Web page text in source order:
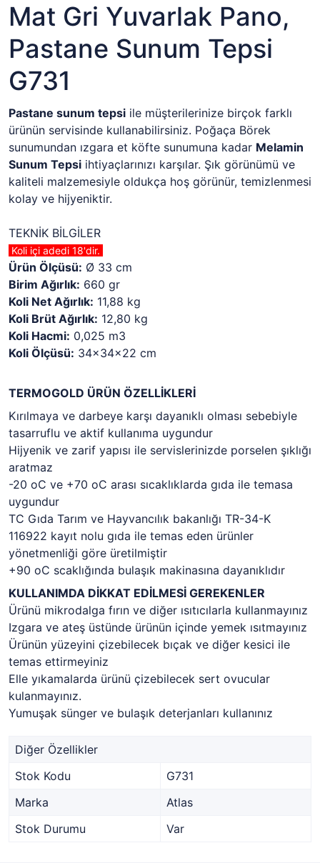
Mat Gri Yuvarlak Pano,
Pastane Sunum Tepsi
G731
Pastane sunum tepsi ile müşterilerinize birçok farklı
ürünün servisinde kullanabilirsiniz. Poğaça Börek
sunumundan ızgara et köfte sunumuna kadar Melamin
Sunum Tepsi ihtiyaçlarınızı karşılar. Şık görünümü ve
kaliteli malzemesiyle oldukça hoş görünür, temizlenmesi
kolay ve hijyeniktir.
TEKNİK BİLGİLER
Koli içi adedi 18'dir.
Ürün Ölçüsü: Ø 33 cm
Birim Ağırlık: 660 gr
Koli Net Ağırlık: 11,88 kg
Koli Brüt Ağırlık: 12,80 kg
Koli Hacmi: 0,025 m3
Koli Ölçüsü: 34x34x22 cm
TERMOGOLD ÜRÜN ÖZELLİKLERİ
Kırılmaya ve darbeye karşı dayanıklı olması sebebiyle
tasarruflu ve aktif kullanıma uygundur
Hijyenik ve zarif yapısı ile servislerinizde porselen şıklığı
aratmaz
-20 oC ve +70 oC arası sıcaklıklarda gıda ile temasa
uygundur
TC Gıda Tarım ve Hayvancılık bakanlığı TR-34-K
116922 kayıt nolu gıda ile temas eden ürünler
yönetmenliği göre üretilmiştir
+90 oC scaklığında bulaşık makinasına dayanıklıdır
KULLANIMDA DİKKAT EDİLMESİ GEREKENLER
Ürünü mikrodalga fırın ve diğer ısıtıcılarla kullanmayınız
Izgara ve ateş üstünde ürünün içinde yemek ısıtmayınız
Ürünün yüzeyini çizebilecek bıçak ve diğer kesici ile
temas ettirmeyiniz
Elle yıkamalarda ürünü çizebilecek sert ovucular
kulanmayınız.
Yumuşak sünger ve bulaşık deterjanları kullanınız
Diğer Özellikler
Stok Kodu
G731
Marka
Atlas
Stok Durumu
Var